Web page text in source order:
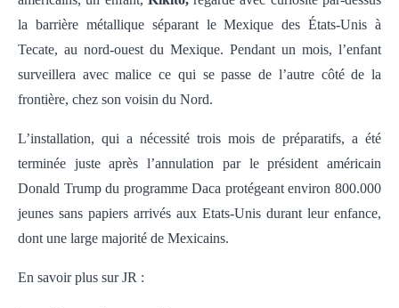
la barrière métallique séparant le Mexique des États-Unis à
Tecate, au nord-ouest du Mexique. Pendant un mois, l’enfant
surveillera avec malice ce qui se passe de l’autre côté de la
frontière, chez son voisin du Nord.
L’installation, qui a nécessité trois mois de préparatifs, a été
terminée juste après l’annulation par le président américain
Donald Trump du programme Daca protégeant environ 800.000
jeunes sans papiers arrivés aux Etats-Unis durant leur enfance,
dont une large majorité de Mexicains.
En savoir plus sur JR :